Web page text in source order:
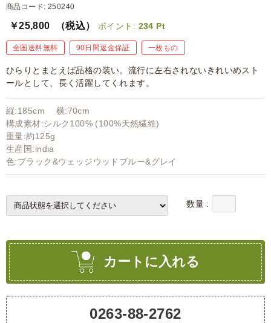
商品コード: 250240
￥25,800 （税込） ポイント: 234 Pt
全国送料無料 90日間返金保証 一枚もの
ひらりとまとえば品格の装い。流行に左右されないきれいめスト
ールとして、長く活躍してくれます。
縦:185cm 横:70cm
構成素材:シルク100% (100%天然繊維)
重量:約125g
生産国:india
色:ブラック&ウェッジウッドブルー&グレイ
数量 :
カートに入れる
0263-88-2762